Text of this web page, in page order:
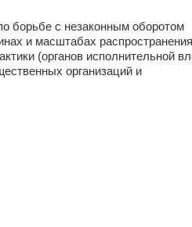
борьбе с незаконным оборотом
и масштабах распространения
(органов исполнительной
организаций и